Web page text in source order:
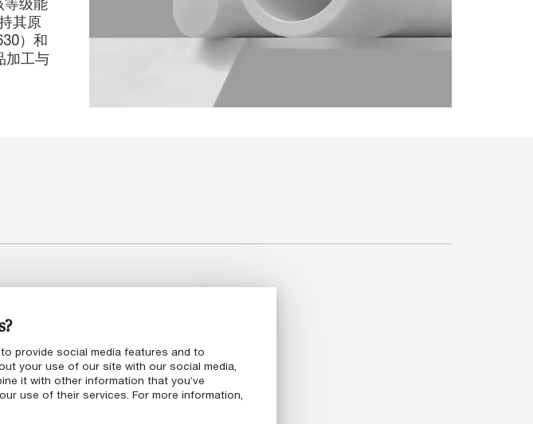
provide social media features and to
your use of our site with our social media,
it with other information that you’ve
use of their services. For more information,
其原
）和
加工与